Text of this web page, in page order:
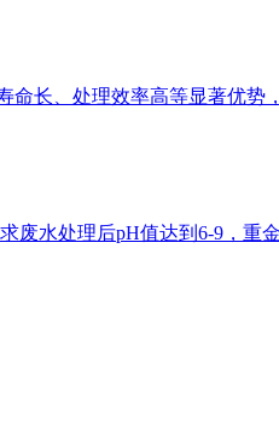
长、处理效率高等显著优势
废水处理后pH值达到6-9，重